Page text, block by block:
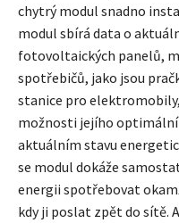
chytrý modul snadno
modul sbírá data o
fotovoltaických panelů,
spotřebičů, jako jsou
stanice pro
možnosti jejího
aktuálním stavu
se modul dokáže
energii spotřebovat
kdy ji poslat zpět do sítě.